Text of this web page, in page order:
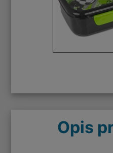
Opis